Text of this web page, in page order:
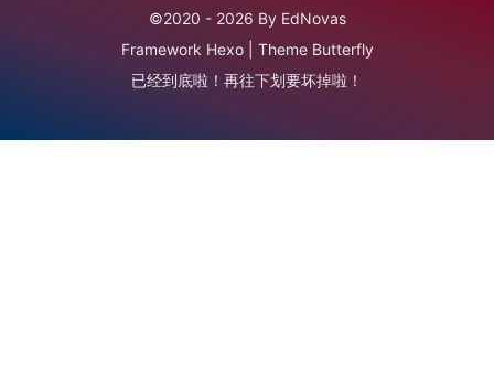
©2020 - 2026 By EdNovas
Framework Hexo Theme Butterfly
已经到底啦！再往下划要坏掉啦！